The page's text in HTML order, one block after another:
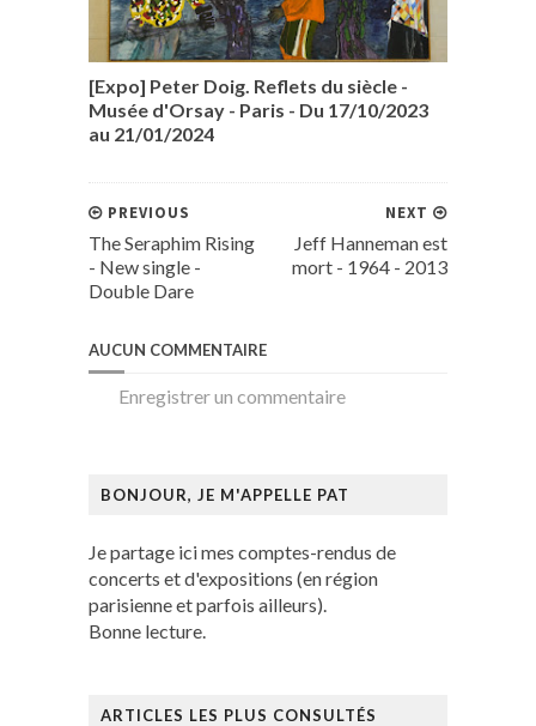
[Expo] Peter Doig. Reflets du siècle -
Musée d'Orsay - Paris - Du 17/10/2023
au 21/01/2024
NEXT
Jeff Hanneman est
mort - 1964 - 2013
PREVIOUS
The Seraphim Rising
- New single -
Double Dare
AUCUN COMMENTAIRE
Enregistrer un commentaire
BONJOUR, JE M'APPELLE PAT
Je partage ici mes comptes-rendus de
concerts et d'expositions (en région
parisienne et parfois ailleurs).
Bonne lecture.
ARTICLES LES PLUS CONSULTÉS